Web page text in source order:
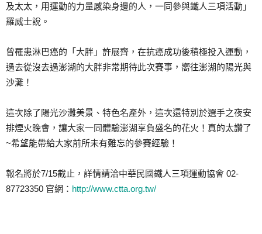
及太太，用運動的力量感染身邊的人，一同參與鐵人三項活動」
羅威士說。
曾罹患淋巴癌的「大胖」許展齊，在抗癌成功後積極投入運動，
過去從沒去過澎湖的大胖非常期待此次賽事，嚮往澎湖的陽光與
沙灘！
這次除了陽光沙灘美景、特色名產外，這次還特別於選手之夜安
排煙火晚會，讓大家一同體驗澎湖享負盛名的花火！真的太讚了
~希望能帶給大家前所未有難忘的參賽經驗！
報名將於7/15截止，詳情請洽中華民國鐵人三項運動協會 02-
87723350 官網： http://www.ctta.org.tw/